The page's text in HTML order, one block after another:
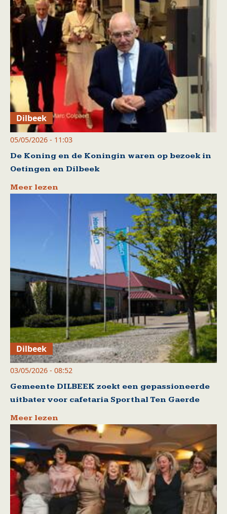
Dilbeek
05/05/2026 - 11:03
De Koning en de Koningin waren op bezoek in
Oetingen en Dilbeek
Meer lezen
Dilbeek
03/05/2026 - 08:52
Gemeente DILBEEK zoekt een gepassioneerde
uitbater voor cafetaria Sporthal Ten Gaerde
Meer lezen